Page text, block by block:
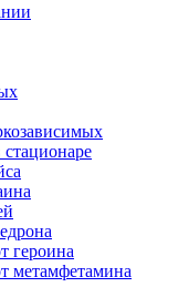
героина
метамфетамина